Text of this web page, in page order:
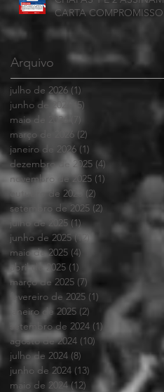
CARTA COMPROMISSO
Arquivo
julho de 2026 (1)
junho de 2026
(5)
maio de 2026
março de 2026 (2)
janeiro de 2026 (1) 1 post
dezembro de 2025 (4)
novembro de 2025 (1)
outubro de 2025
(2)
setembro de 2025 (2)
julho de 2025 (1)1 post
junho de 2025 (12)
12 posts
maio de 2025 (4)
abril de 2025 (1)
março de 2025 (7)
fevereiro de 2025 (1) 1 post
janeiro de 2025 (2) 2 posts
setembro de 2024 (1)
agosto de 2024 (10) 10 posts
julho de 2024 (8) 8 posts
junho de 2024 (13) 13 posts
maio de 2024 (12) 12 posts